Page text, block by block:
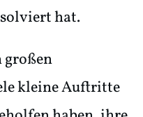
hat.
großen
kleine Auftritte